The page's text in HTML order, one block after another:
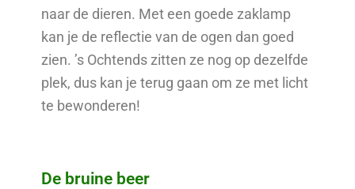
naar de dieren. Met een goede zaklamp
kan je de reflectie van de ogen dan goed
zien. ’s Ochtends zitten ze nog op dezelfde
plek, dus kan je terug gaan om ze met licht
te bewonderen!
De bruine beer